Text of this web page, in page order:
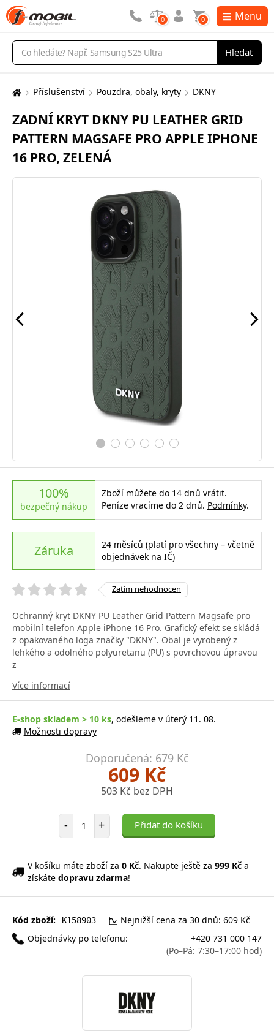
Vyhledávání
Hledat
0 0 Menu
Zde
nacházíte:
Příslušenství Pouzdra, obaly, kryty DKNY
ZADNÍ KRYT DKNY PU LEATHER GRID
PATTERN MAGSAFE PRO APPLE IPHONE
16 PRO, ZELENÁ
100%
bezpečný nákup
Zboží můžete do 14 dnů vrátit.
Peníze vracíme do 2 dnů. Podmínky.
Záruka
24 měsíců (platí pro všechny – včetně
objednávek na IČ)
Zatím nehodnocen
Ochranný kryt DKNY PU Leather Grid Pattern Magsafe pro
mobilní telefon Apple iPhone 16 Pro. Grafický efekt se skládá
z opakovaného loga značky "DKNY". Obal je vyrobený z
lehkého a odolného polyuretanu (PU) s povrchovou úpravou
z
Více informací
E-shop skladem > 10 ks, odešleme v úterý 11. 08.
Možnosti dopravy
Doporučená: 679 Kč
609 Kč
503 Kč bez DPH
- Počet položek
+ Přidat do košíku
V košíku máte zboží za 0 Kč. Nakupte ještě za 999 Kč a
získáte dopravu zdarma!
Kód zboží: K158903
Nejnižší cena za 30 dnů: 609 Kč
Objednávky po telefonu:
+420 731 000 147
(Po–Pá: 7:30–17:00 hod)